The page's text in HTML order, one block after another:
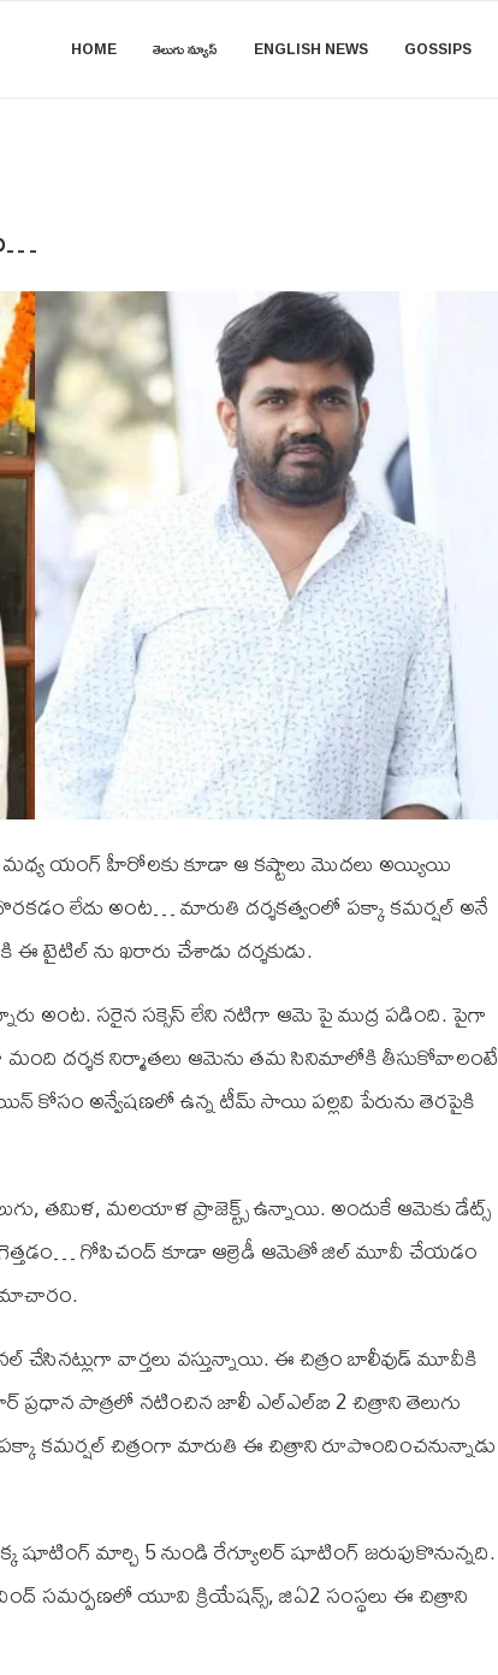
HOME తెలుగు న్యూస్ ENGLISH NEWS GOSSIPS
యంగ్ హీరోలకు కూడా ఆ కష్టాలు మొదలు అయ్యియి
లేదు అంట… మారుతి దర్శకత్వంలో పక్కా కమర్షల్ అనే
టైటిల్ ను ఖరారు చేశాడు దర్శకుడు.
అంట. సరైన సక్సెస్ లేని నటిగా ఆమె పై ముద్ర పడింది. పైగా
దర్శక నిర్మాతలు ఆమెను తమ సినిమాలోకి తీసుకోవాలంటే
అన్వేషణలో ఉన్న టీమ్ సాయి పల్లవి పేరును తెరపైకి
తమిళ, మలయాళ ప్రాజెక్ట్స్ ఉన్నాయి. అందుకే ఆమెకు డేట్స్
గోపిచంద్ కూడా ఆల్రెడీ ఆమెతో జిల్ మూవీ చేయడం
వార్తలు వస్తున్నాయి. ఈ చిత్రం బాలీవుడ్ మూవీకి
పాత్రలో నటించిన జాలీ ఎల్‌ఎల్‌బి 2 చిత్రాని తెలుగు
పక్కా కమర్షల్ చిత్రంగా మారుతి ఈ చిత్రాని రూపొందించనున్నాడు
మార్చి 5 నుండి రేగ్యూలర్ షూటింగ్ జరుపుకొనున్నది.
సమర్పణలో యూ‌వి క్రియేషన్స్, జి‌ఏ2 సంస్థలు ఈ చిత్రాని